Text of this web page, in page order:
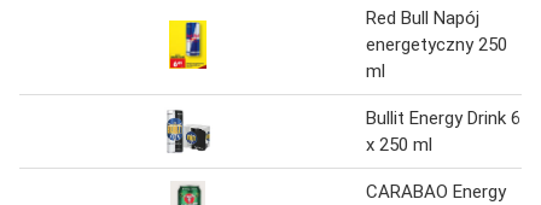
Red Bull Napój
energetyczny 250
ml
Bullit Energy Drink 6
x 250 ml
CARABAO Energy